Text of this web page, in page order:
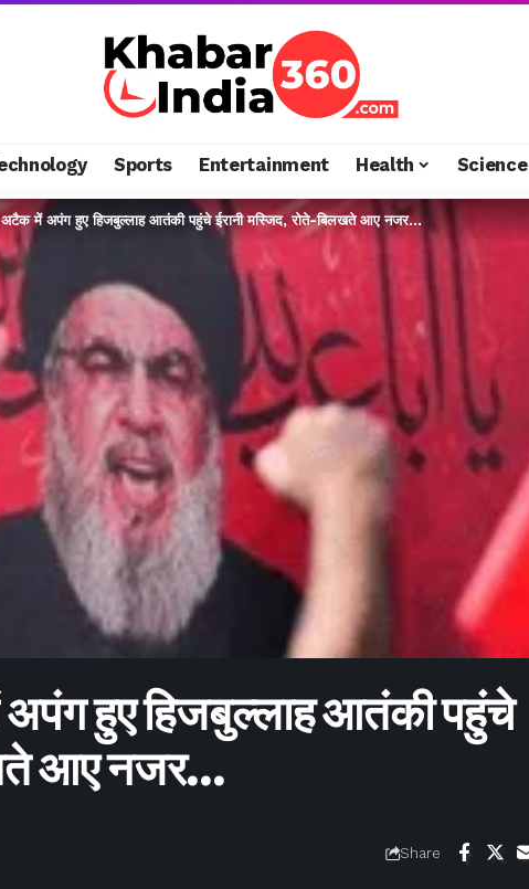
Sports Entertainment Health Science
में अपंग हुए हिजबुल्लाह आतंकी पहुंचे ईरानी मस्जिद, रोते-बिलखते आए नजर…
हुए हिजबुल्लाह आतंकी पहुंचे
आए नजर…
Share